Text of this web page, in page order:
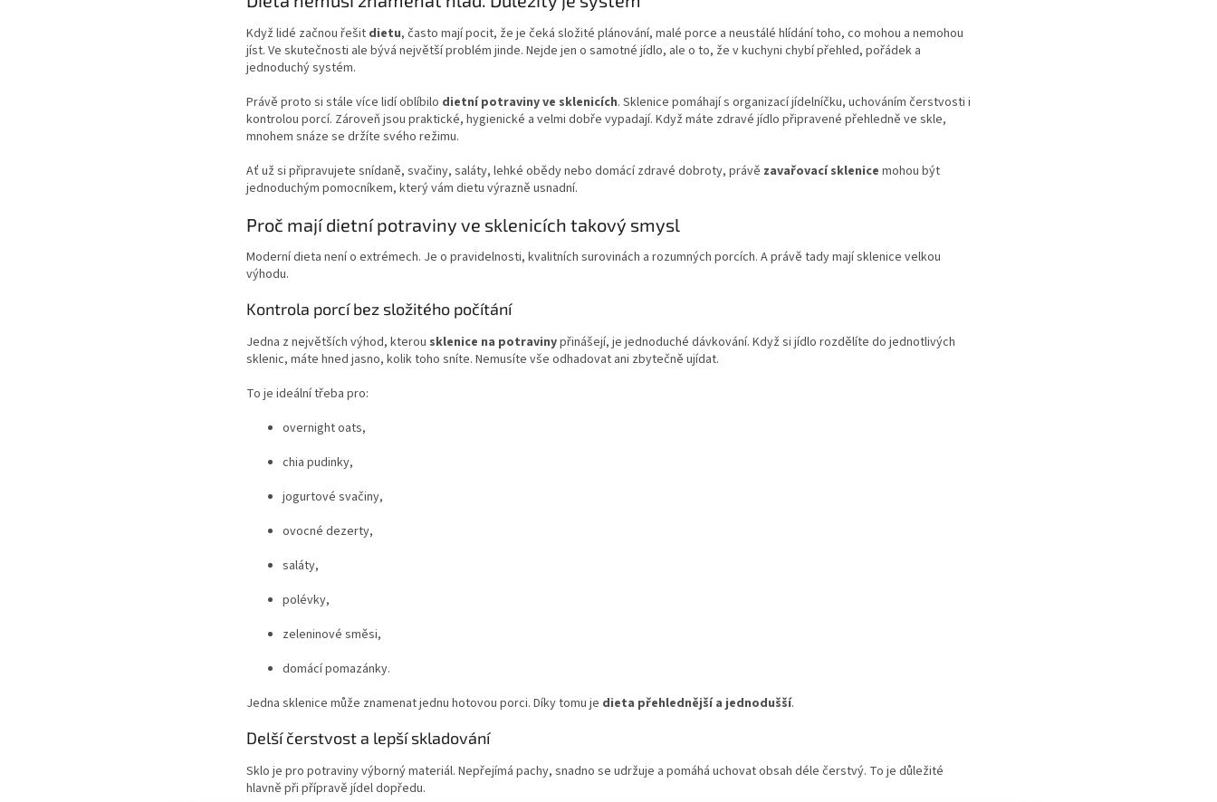
Když lidé začnou řešit dietu, často mají pocit, že je čeká složité plánování, malé porce a neustálé hlídání toho, co mohou a nemohou
jíst. Ve skutečnosti ale bývá největší problém jinde. Nejde jen o samotné jídlo, ale o to, že v kuchyni chybí přehled, pořádek a
jednoduchý systém.
Právě proto si stále více lidí oblíbilo dietní potraviny ve sklenicích. Sklenice pomáhají s organizací jídelníčku, uchováním čerstvosti i
kontrolou porcí. Zároveň jsou praktické, hygienické a velmi dobře vypadají. Když máte zdravé jídlo připravené přehledně ve skle,
mnohem snáze se držíte svého režimu.
Ať už si připravujete snídaně, svačiny, saláty, lehké obědy nebo domácí zdravé dobroty, právě zavařovací sklenice mohou být
jednoduchým pomocníkem, který vám dietu výrazně usnadní.
Proč mají dietní potraviny ve sklenicích takový smysl
Moderní dieta není o extrémech. Je o pravidelnosti, kvalitních surovinách a rozumných porcích. A právě tady mají sklenice velkou
výhodu.
Kontrola porcí bez složitého počítání
Jedna z největších výhod, kterou sklenice na potravinypřinášejí, je jednoduché dávkování. Když si jídlo rozdělíte do jednotlivých
sklenic, máte hned jasno, kolik toho sníte. Nemusíte vše odhadovat ani zbytečně ujídat.
To je ideální třeba pro:
overnight oats,
chia pudinky,
jogurtové svačiny,
ovocné dezerty,
saláty,
polévky,
zeleninové směsi,
domácí pomazánky.
Jedna sklenice může znamenat jednu hotovou porci. Díky tomu je dieta přehlednější a jednodušší.
Delší čerstvost a lepší skladování
Sklo je pro potraviny výborný materiál. Nepřejímá pachy, snadno se udržuje a pomáhá uchovat obsah déle čerstvý. To je důležité
hlavně při přípravě jídel dopředu.